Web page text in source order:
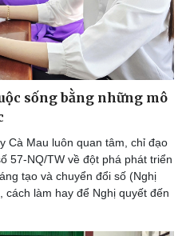
sống bằng những mô
Cà Mau luôn quan tâm, chỉ đạo
57-NQ/TW về đột phá phát triển
tạo và chuyển đổi số (Nghị
làm hay để Nghị quyết đến